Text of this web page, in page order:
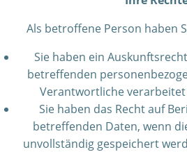
Als betroffene Person haben
Sie haben ein
betreffenden
Verantwortliche verarbeitet
Sie haben das Recht auf
betreffenden Daten, wenn
unvollständig gespeichert